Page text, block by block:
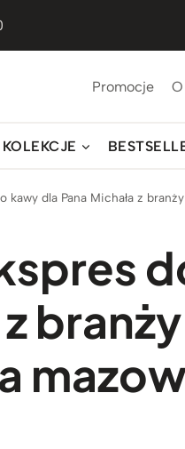
Promocje
KOLEKCJE
kawy dla Pana Michała z